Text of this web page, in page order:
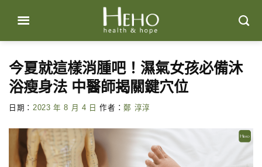
content
今夏就這樣消腫吧！濕氣女孩必備沐
浴瘦身法 中醫師揭關鍵穴位
日期： 2023 年 8 月 4 日 作者：鄭 淳淳